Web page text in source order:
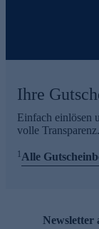
Ihre
Einfach einlösen
volle Transparenz.
1Alle
Newsletter